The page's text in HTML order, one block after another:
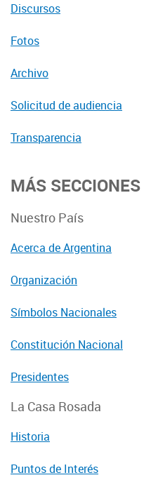
Discursos
Fotos
Archivo
Solicitud de audiencia
Transparencia
MÁS SECCIONES
Nuestro País
Acerca de Argentina
Organización
Símbolos Nacionales
Constitución Nacional
Presidentes
La Casa Rosada
Historia
Puntos de Interés